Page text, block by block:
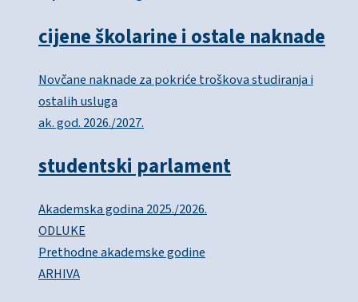
cijene školarine i ostale naknade
Novčane naknade za pokriće troškova studiranja i
ostalih usluga
ak. god. 2026./2027.
studentski parlament
Akademska godina 2025./2026.
ODLUKE
Prethodne akademske godine
ARHIVA